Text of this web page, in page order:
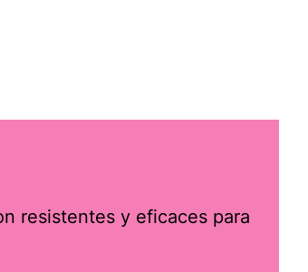
resistentes y eficaces para